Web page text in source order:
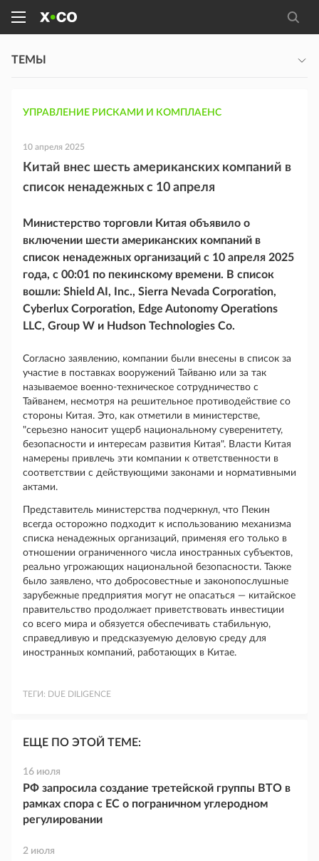
ТЕМЫ
УПРАВЛЕНИЕ РИСКАМИ И КОМПЛАЕНС
10 апреля 2025
Китай внес шесть американских компаний в
список ненадежных с 10 апреля
Министерство торговли Китая объявило о
включении шести американских компаний в
список ненадежных организаций с 10 апреля 2025
года, с 00:01 по пекинскому времени. В список
вошли: Shield AI, Inc., Sierra Nevada Corporation,
Cyberlux Corporation, Edge Autonomy Operations
LLC, Group W и Hudson Technologies Co.
Согласно заявлению, компании были внесены в список за
участие в поставках вооружений Тайваню или за так
называемое военно-техническое сотрудничество с
Тайванем, несмотря на решительное противодействие со
стороны Китая. Это, как отметили в министерстве,
"серьезно наносит ущерб национальному суверенитету,
безопасности и интересам развития Китая". Власти Китая
намерены привлечь эти компании к ответственности в
соответствии с действующими законами и нормативными
актами.
Представитель министерства подчеркнул, что Пекин
всегда осторожно подходит к использованию механизма
списка ненадежных организаций, применяя его только в
отношении ограниченного числа иностранных субъектов,
реально угрожающих национальной безопасности. Также
было заявлено, что добросовестные и законопослушные
зарубежные предприятия могут не опасаться — китайское
правительство продолжает приветствовать инвестиции
со всего мира и обязуется обеспечивать стабильную,
справедливую и предсказуемую деловую среду для
иностранных компаний, работающих в Китае.
ТЕГИ: DUE DILIGENCE
ЕЩЕ ПО ЭТОЙ ТЕМЕ:
16 июля
РФ запросила создание третейской группы ВТО в
рамках спора с ЕС о пограничном углеродном
регулировании
2 июля